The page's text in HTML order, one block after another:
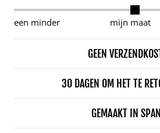
een minder mijn maat
GEEN
30 DAGEN OM HET TE
GEMAAKT IN